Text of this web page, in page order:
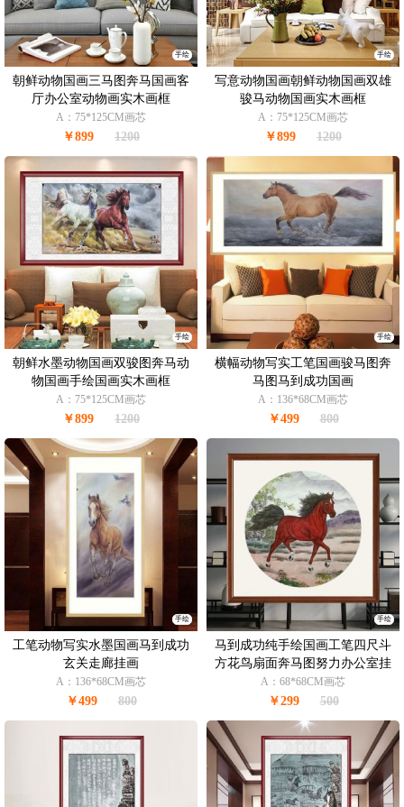
手绘
朝鲜动物国画三马图奔马国画客
厅办公室动物画实木画框
A：75*125CM画芯
￥899 1200
手绘
写意动物国画朝鲜动物国画双雄
骏马动物国画实木画框
A：75*125CM画芯
￥899 1200
手绘
朝鲜水墨动物国画双骏图奔马动
物国画手绘国画实木画框
A：75*125CM画芯
￥899 1200
手绘
横幅动物写实工笔国画骏马图奔
马图马到成功国画
A：136*68CM画芯
￥499 800
手绘
工笔动物写实水墨国画马到成功
玄关走廊挂画
A：136*68CM画芯
￥499 800
手绘
马到成功纯手绘国画工笔四尺斗
方花鸟扇面奔马图努力办公室挂
画柚木画框
A：68*68CM画芯
￥299 500